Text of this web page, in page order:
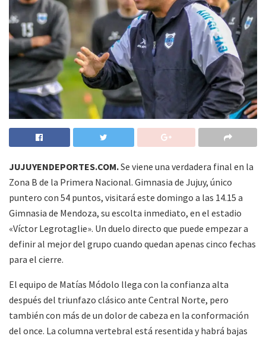
JUJUYENDEPORTES.COM.Se viene una verdadera final en la
Zona B de la Primera Nacional. Gimnasia de Jujuy, único
puntero con 54 puntos, visitará este domingo a las 14.15 a
Gimnasia de Mendoza, su escolta inmediato, en el estadio
«Víctor Legrotaglie». Un duelo directo que puede empezar a
definir al mejor del grupo cuando quedan apenas cinco fechas
para el cierre.
El equipo de Matías Módolo llega con la confianza alta
después del triunfazo clásico ante Central Norte, pero
también con más de un dolor de cabeza en la conformación
del once. La columna vertebral está resentida y habrá bajas